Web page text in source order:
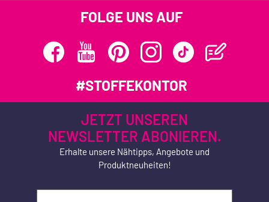
FOLGE UNS AUF
#STOFFEKONTOR
JETZT UNSEREN
NEWSLETTER ABONIEREN.
Erhalte unsere Nähtipps, Angebote und
Produktneuheiten!